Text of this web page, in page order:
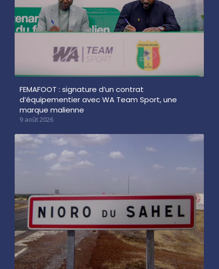
FEMAFOOT : signature d’un contrat
d’équipementier avec WA Team Sport, une
marque malienne
9 août 2026